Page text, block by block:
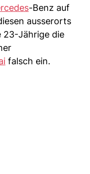
-Benz auf
ausserorts
23-Jährige die
falsch ein.